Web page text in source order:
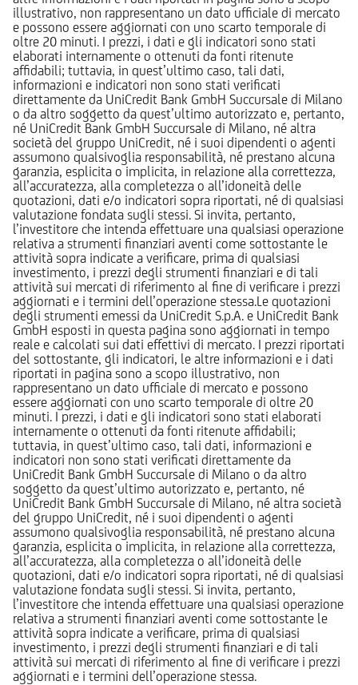
illustrativo, non rappresentano un dato ufficiale di mercato
e possono essere aggiornati con uno scarto temporale di
oltre 20 minuti. I prezzi, i dati e gli indicatori sono stati
elaborati internamente o ottenuti da fonti ritenute
affidabili; tuttavia, in quest’ultimo caso, tali dati,
informazioni e indicatori non sono stati verificati
direttamente da UniCredit Bank GmbH Succursale di Milano
o da altro soggetto da quest’ultimo autorizzato e, pertanto,
né UniCredit Bank GmbH Succursale di Milano, né altra
società del gruppo UniCredit, né i suoi dipendenti o agenti
assumono qualsivoglia responsabilità, né prestano alcuna
garanzia, esplicita o implicita, in relazione alla correttezza,
all’accuratezza, alla completezza o all’idoneità delle
quotazioni, dati e/o indicatori sopra riportati, né di qualsiasi
valutazione fondata sugli stessi. Si invita, pertanto,
l’investitore che intenda effettuare una qualsiasi operazione
relativa a strumenti finanziari aventi come sottostante le
attività sopra indicate a verificare, prima di qualsiasi
investimento, i prezzi degli strumenti finanziari e di tali
attività sui mercati di riferimento al fine di verificare i prezzi
aggiornati e i termini dell’operazione stessa.Le quotazioni
degli strumenti emessi da UniCredit S.p.A. e UniCredit Bank
GmbH esposti in questa pagina sono aggiornati in tempo
reale e calcolati sui dati effettivi di mercato. I prezzi riportati
del sottostante, gli indicatori, le altre informazioni e i dati
riportati in pagina sono a scopo illustrativo, non
rappresentano un dato ufficiale di mercato e possono
essere aggiornati con uno scarto temporale di oltre 20
minuti. I prezzi, i dati e gli indicatori sono stati elaborati
internamente o ottenuti da fonti ritenute affidabili;
tuttavia, in quest’ultimo caso, tali dati, informazioni e
indicatori non sono stati verificati direttamente da
UniCredit Bank GmbH Succursale di Milano o da altro
soggetto da quest’ultimo autorizzato e, pertanto, né
UniCredit Bank GmbH Succursale di Milano, né altra società
del gruppo UniCredit, né i suoi dipendenti o agenti
assumono qualsivoglia responsabilità, né prestano alcuna
garanzia, esplicita o implicita, in relazione alla correttezza,
all’accuratezza, alla completezza o all’idoneità delle
quotazioni, dati e/o indicatori sopra riportati, né di qualsiasi
valutazione fondata sugli stessi. Si invita, pertanto,
l’investitore che intenda effettuare una qualsiasi operazione
relativa a strumenti finanziari aventi come sottostante le
attività sopra indicate a verificare, prima di qualsiasi
investimento, i prezzi degli strumenti finanziari e di tali
attività sui mercati di riferimento al fine di verificare i prezzi
aggiornati e i termini dell’operazione stessa.